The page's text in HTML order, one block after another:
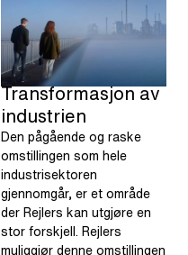
Transformasjon av
industrien
Den pågående og raske
omstillingen som hele
industrisektoren
gjennomgår, er et område
der Rejlers kan utgjøre en
stor forskjell. Rejlers
muliggjør denne omstillingen